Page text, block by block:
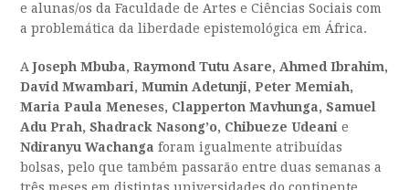
e alunas/os da Faculdade de Artes e Ciências Sociais com
a problemática da liberdade epistemológica em África.
AJoseph Mbuba, Raymond Tutu Asare, Ahmed Ibrahim,
David Mwambari, Mumin Adetunji, Peter Memiah,
Maria Paula Meneses, Clapperton Mavhunga, Samuel
Adu Prah, Shadrack Nasong’o, Chibueze Udeanie
Ndiranyu Wachanga foram igualmente atribuídas
bolsas, pelo que também passarão entre duas semanas a